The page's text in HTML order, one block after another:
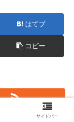
はてブ
コピー
サイドバー